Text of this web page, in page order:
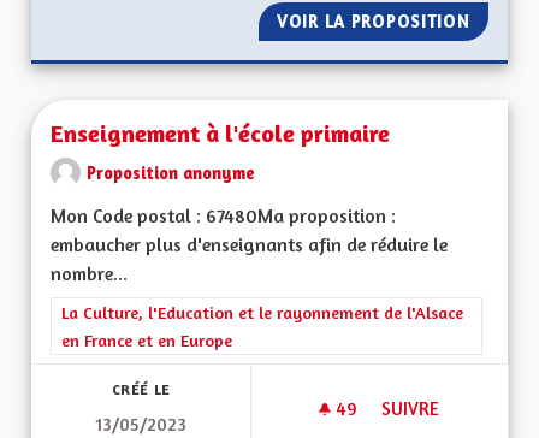
VOIR LA PROPOSITION MISE
Enseignement à l'école primaire
Proposition anonyme
Mon Code postal : 67480Ma proposition :
embaucher plus d'enseignants afin de réduire le
nombre...
Filtrer les résultats de la catégorie : La Culture, l'Education et
La Culture, l'Education et le rayonnement de l'Alsace
en France et en Europe
CRÉÉ LE
13/05/2023
49 49 ABONNÉS
SUIVRE